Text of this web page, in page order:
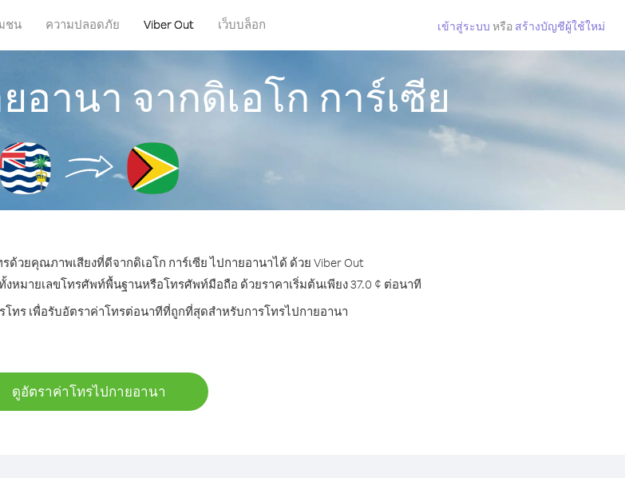
ชน ความปลอดภัย Viber Out เว็บบล็อก เข้าสู่ระบบ หรือ สร้างบัญชีผู้ใช้ใหม่
อานา จากดิเอโก การ์เซีย
วยคุณภาพเสียงที่ดีจากดิเอโก การ์เซีย ไปกายอานาได้ ด้วย Viber Out
หมายเลขโทรศัพท์พื้นฐานหรือโทรศัพท์มือถือ ด้วยราคาเริ่มต้นเพียง 37.0 ¢ ต่อนาที
ทร เพื่อรับอัตราค่าโทรต่อนาทีที่ถูกที่สุดสำหรับการโทรไปกายอานา
ดูอัตราค่าโทรไปกายอานา